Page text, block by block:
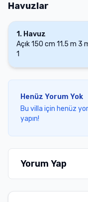
Havuzlar
1 . Havuz
Açık150 cm 11.5 m 3
1
Henüz Yorum Yok
Bu villa için henüz
yapın!
Yorum Yap